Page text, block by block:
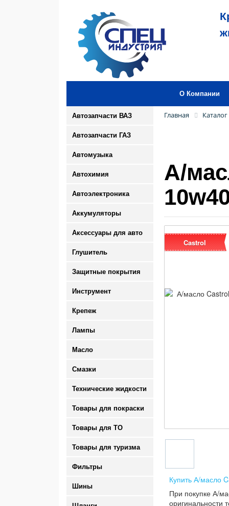
О Компании
Автозапчасти ВАЗ
Автозапчасти ГАЗ
Автомузыка
Автохимия
Автоэлектроника
Аккумуляторы
Аксессуары для авто
Глушитель
Защитные покрытия
Инструмент
Крепеж
Лампы
Масло
Смазки
Технические жидкости
Товары для покраски
Товары для ТО
Товары для туризма
Фильтры
Шины
Главная Каталог
А/
Castrol
Купить А/масло
При покупке А/
оригинальности